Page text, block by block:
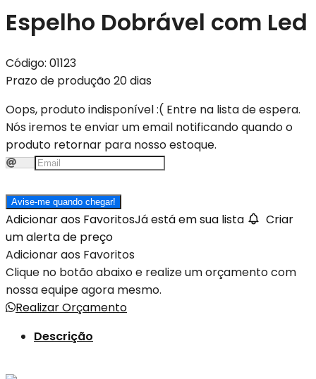
Espelho Dobrável com Led
Código: 01123
Prazo de produção 20 dias
Oops, produto indisponível :( Entre na lista de espera.
Nós iremos te enviar um email notificando quando o
produto retornar para nosso estoque.
Avise-me quando chegar!
Adicionar aos FavoritosJá está em sua lista
Criar
um alerta de preço
Adicionar aos Favoritos
Clique no botão abaixo e realize um orçamento com
nossa equipe agora mesmo.
Realizar Orçamento
Descrição